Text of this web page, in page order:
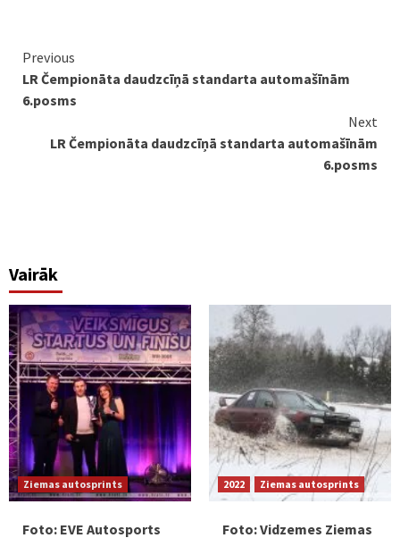
Continue
Reading
Previous
LR Čempionāta daudzcīņā standarta automašīnām
6.posms
Next
LR Čempionāta daudzcīņā standarta automašīnām
6.posms
Vairāk
Ziemas autosprints
Foto: EVE Autosports
2022 Ziemas autosprints
Foto: Vidzemes Ziemas